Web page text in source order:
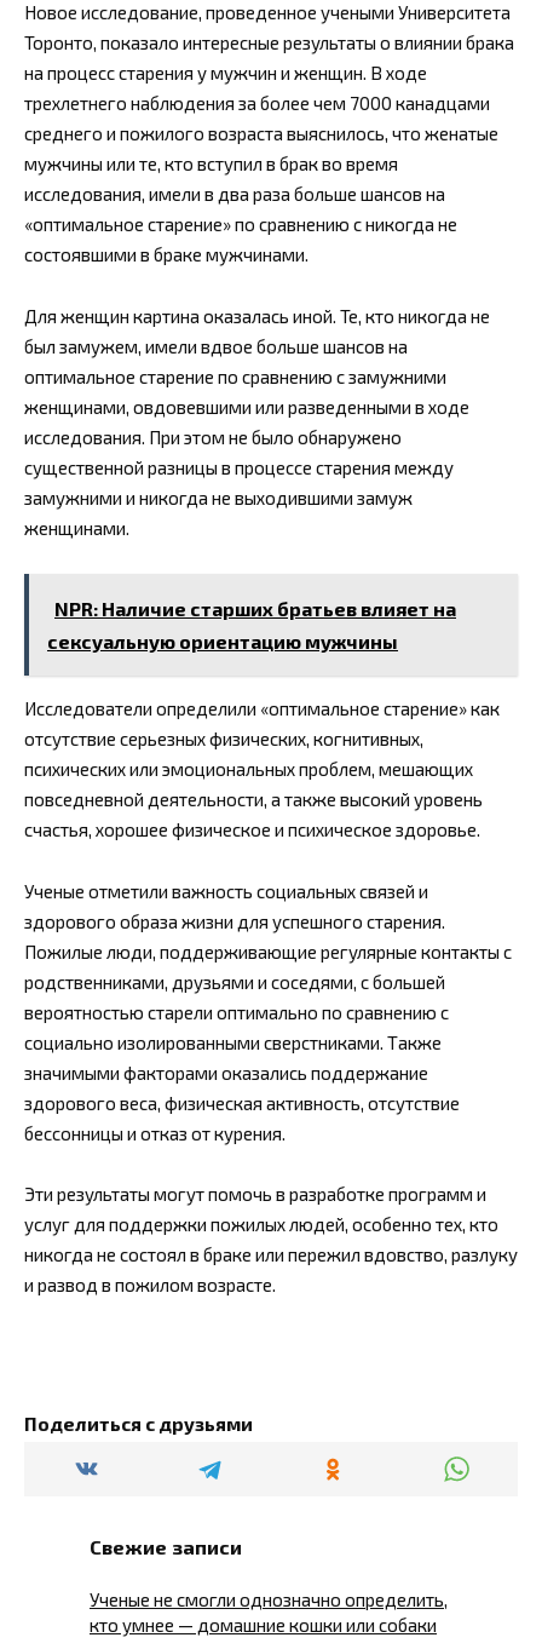
Новое исследование, проведенное учеными Университета
Торонто, показало интересные результаты о влиянии брака
на процесс старения у мужчин и женщин. В ходе
трехлетнего наблюдения за более чем 7000 канадцами
среднего и пожилого возраста выяснилось, что женатые
мужчины или те, кто вступил в брак во время
исследования, имели в два раза больше шансов на
«оптимальное старение» по сравнению с никогда не
состоявшими в браке мужчинами.
Для женщин картина оказалась иной. Те, кто никогда не
был замужем, имели вдвое больше шансов на
оптимальное старение по сравнению с замужними
женщинами, овдовевшими или разведенными в ходе
исследования. При этом не было обнаружено
существенной разницы в процессе старения между
замужними и никогда не выходившими замуж
женщинами.
NPR: Наличие старших братьев влияет на
сексуальную ориентацию мужчины
Исследователи определили «оптимальное старение» как
отсутствие серьезных физических, когнитивных,
психических или эмоциональных проблем, мешающих
повседневной деятельности, а также высокий уровень
счастья, хорошее физическое и психическое здоровье.
Ученые отметили важность социальных связей и
здорового образа жизни для успешного старения.
Пожилые люди, поддерживающие регулярные контакты с
родственниками, друзьями и соседями, с большей
вероятностью старели оптимально по сравнению с
социально изолированными сверстниками. Также
значимыми факторами оказались поддержание
здорового веса, физическая активность, отсутствие
бессонницы и отказ от курения.
Эти результаты могут помочь в разработке программ и
услуг для поддержки пожилых людей, особенно тех, кто
никогда не состоял в браке или пережил вдовство, разлуку
и развод в пожилом возрасте.
Поделиться с друзьями
Свежие записи
Ученые не смогли однозначно определить,
кто умнее — домашние кошки или собаки